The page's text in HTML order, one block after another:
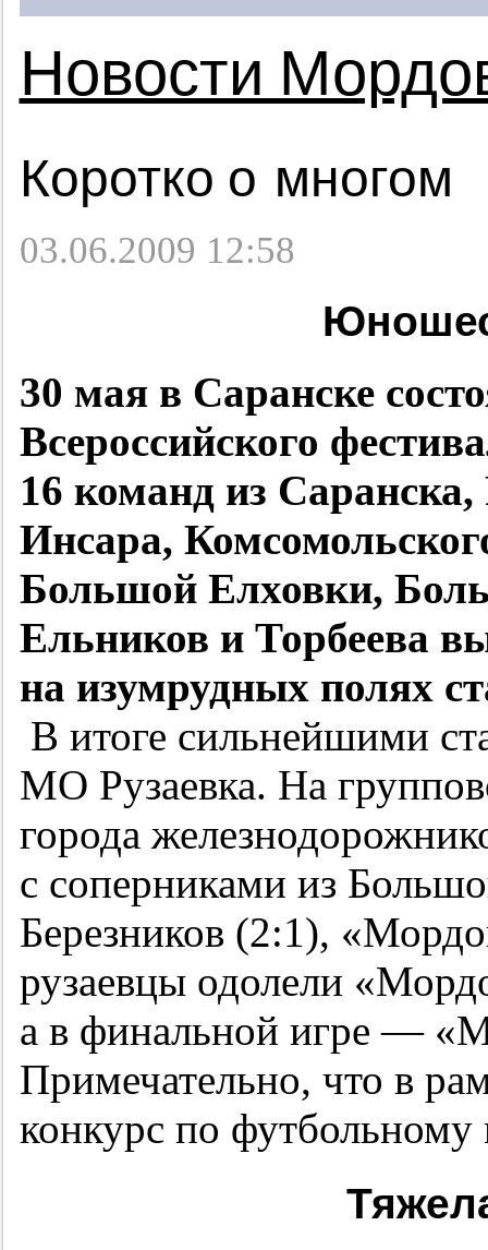
Новости
Коротко о многом
03.06.2009 12:58
30 мая в Саранске
Всероссийского
16 команд из
Инсара,
Большой Елховки,
Ельников и Торбеева
на изумрудных полях
В итоге сильнейшими
МО Рузаевка. На
города
с соперниками из
Березников (2:1),
рузаевцы одолели
а в финальной игре —
Примечательно, что в
конкурс по футбольному